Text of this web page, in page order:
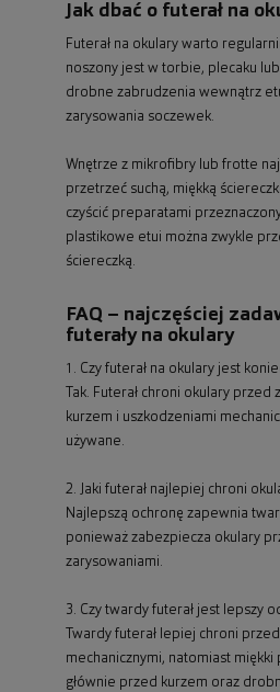
Jak dbać o futerał na
Futerał na okulary warto
noszony jest w torbie, plecaku
drobne zabrudzenia wewnątrz
zarysowania soczewek.
Wnętrze z mikrofibry lub frotte
przetrzeć suchą, miękką
czyścić preparatami
plastikowe etui można zwykle
ściereczką.
FAQ – najczęściej
futerały na okulary
1. Czy futerał na okulary jest
Tak. Futerał chroni okulary
kurzem i uszkodzeniami
używane.
2. Jaki futerał najlepiej chroni
Najlepszą ochronę zapewnia
ponieważ zabezpiecza okulary
zarysowaniami.
3. Czy twardy futerał jest lepszy
Twardy futerał lepiej chroni
mechanicznymi, natomiast
głównie przed kurzem oraz